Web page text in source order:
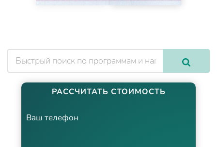
РАССЧИТАТЬ СТОИМОСТЬ
Ваш телефон